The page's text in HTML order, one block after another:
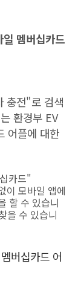
멤버십카드
충전"로 검색
환경부 EV
어플에 대한
카드"
이 모바일 앱에
할 수 있습니
을 수 있습니
버십카드 어